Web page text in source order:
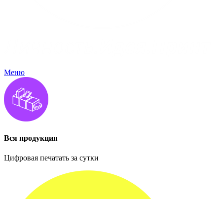
Меню
Вся продукция
Цифровая печатать за сутки